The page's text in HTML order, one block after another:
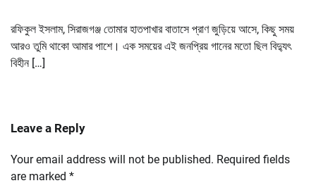
রফিকুল ইসলাম, সিরাজগঞ্জ তোমার হাতপাখার বাতাসে প্রাণ জুড়িয়ে আসে, কিছু সময়
আরও তুমি থাকো আমার পাশে। এক সময়ের এই জনপ্রিয় গানের মতো ছিল বিদ্যুৎ
বিহীন […]
Leave a Reply
Your email address will not be published. Required fields
are marked *